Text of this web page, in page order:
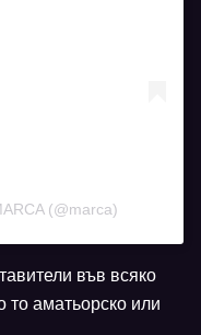
(@marca)
във всяко
то аматьорско или